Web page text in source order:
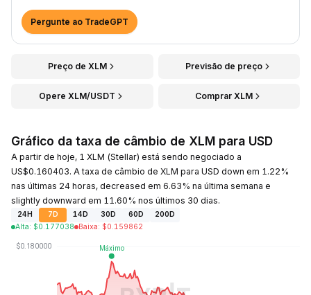
Pergunte ao TradeGPT
Preço de XLM Previsão de preço
Opere XLM/USDT Comprar XLM
Gráfico da taxa de câmbio de XLM para USD
A partir de hoje, 1 XLM (Stellar) está sendo negociado a
US$0.160403. A taxa de câmbio de XLM para USD down em 1.22%
nas últimas 24 horas, decreased em 6.63% na última semana e
slightly downward em 11.60% nos últimos 30 dias.
24H 7D 14D 30D 60D
200D
Alta: $0.177038 Baixa: $0.159862